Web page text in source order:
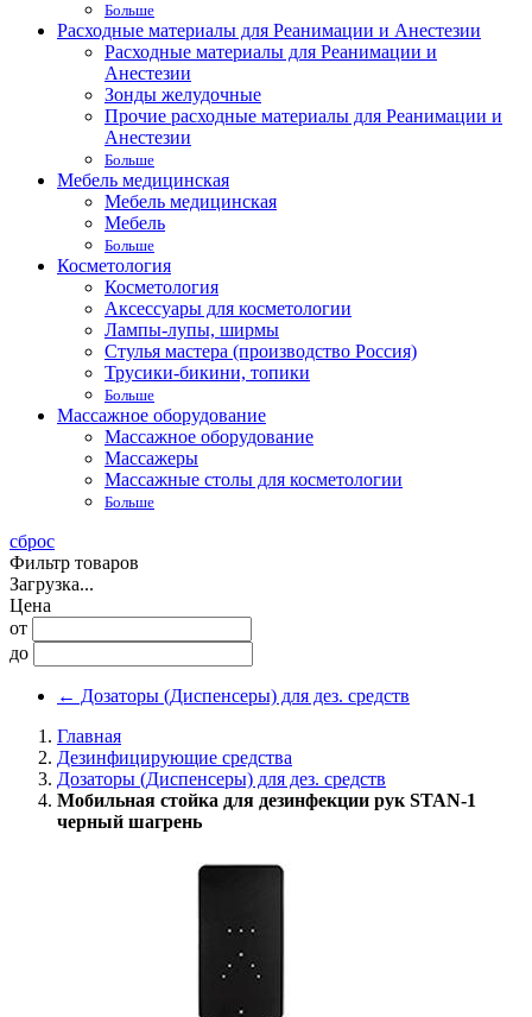
Больше
Расходные материалы для Реанимации и Анестезии
Расходные материалы для Реанимации и
Анестезии
Зонды желудочные
Прочие расходные материалы для Реанимации и
Анестезии
Больше
Мебель медицинская
Мебель медицинская
Мебель
Больше
Косметология
Косметология
Аксессуары для косметологии
Лампы-лупы, ширмы
Стулья мастера (производство Россия)
Трусики-бикини, топики
Больше
Массажное оборудование
Массажное оборудование
Массажеры
Массажные столы для косметологии
Больше
сброс
Фильтр товаров
Загрузка...
Цена
от
до
← Дозаторы (Диспенсеры) для дез. средств
Главная
Дезинфицирующие средства
Дозаторы (Диспенсеры) для дез. средств
Мобильная стойка для дезинфекции рук STAN-1
черный шагрень